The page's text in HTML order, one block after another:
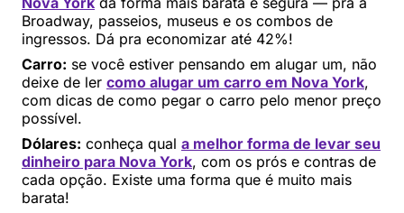
Broadway, passeios, museus e os combos de
ingressos. Dá pra economizar até 42%!
Carro: se você estiver pensando em alugar um, não
deixe de ler como alugar um carro em Nova York,
com dicas de como pegar o carro pelo menor preço
possível.
Dólares: conheça qual a melhor forma de levar seu
dinheiro para Nova York, com os prós e contras de
cada opção. Existe uma forma que é muito mais
barata!